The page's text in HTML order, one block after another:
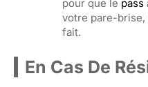
pour que le pass
votre pare-brise,
fait.
En Cas De